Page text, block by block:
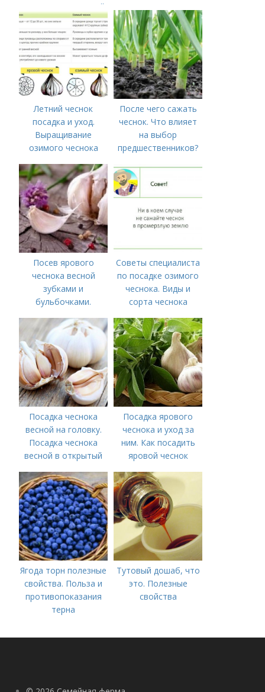
чеснока в открытый
грунт
Летний чеснок
посадка и уход.
Выращивание
озимого чеснока
После чего сажать
чеснок. Что влияет
на выбор
предшественников?
Посев ярового
чеснока весной
зубками и
бульбочками.
посадки озимого
чеснока
Советы специалиста
по посадке озимого
чеснока. Виды и
сорта чеснока
Посадка чеснока
весной на головку.
Посадка чеснока
весной в открытый
Посадка ярового
чеснока и уход за
ним. Как посадить
яровой чеснок
Ягода торн полезные
свойства. Польза и
противопоказания
терна
Тутовый дошаб, что
это. Полезные
свойства